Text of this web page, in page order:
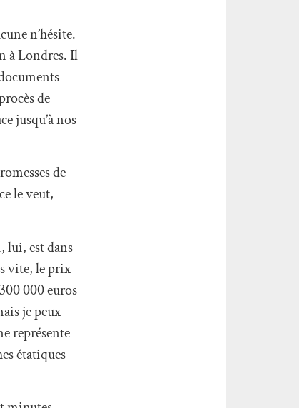
n’hésite.
à Londres. Il
de
jusqu’à nos
de
le veut,
lui, est dans
vite, le prix
000 euros
je peux
représente
étatiques